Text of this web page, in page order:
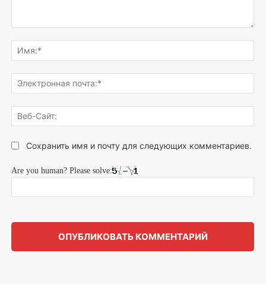
что
думаете...
Сохранить имя и почту для следующих комментариев.
Are you human? Please solve: